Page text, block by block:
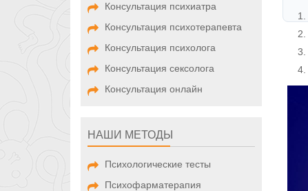
Консультация психиатра
Консультация психотерапевта
Консультация психолога
Консультация сексолога
Консультация онлайн
НАШИ МЕТОДЫ
Психологические тесты
Психофарматерапия